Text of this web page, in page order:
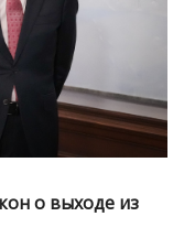
о выходе из